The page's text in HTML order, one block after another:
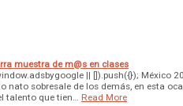
muestra de m@s en clases
|| []).push({}); México
nato sobresale de los demás, en esta
talento que tien…
Read More